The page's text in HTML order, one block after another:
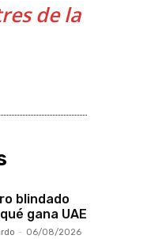
de la
blindado
gana UAE
- 06/08/2026